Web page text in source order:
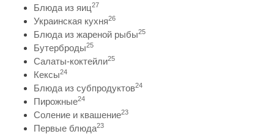
Блюда из яиц27
Украинская кухня26
Блюда из жареной рыбы25
Бутерброды25
Салаты-коктейли25
Кексы24
Блюда из субпродуктов24
Пирожные24
Соление и квашение23
Первые блюда23